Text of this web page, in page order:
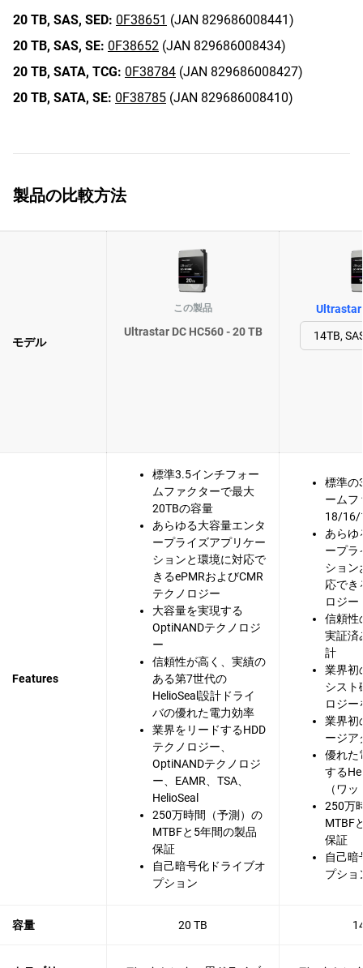
20 TB, SAS, SED: 0F38651 (JAN 829686008441)
20 TB, SAS, SE: 0F38652 (JAN 829686008434)
20 TB, SATA, TCG: 0F38784 (JAN 829686008427)
20 TB, SATA, SE: 0F38785 (JAN 829686008410)
製品の比較方法
モデル
この製品
Ultrastar DC HC560 - 20 TB
Ultrastar
Features
標準3.5インチフォー
ムファクターで最大
20TBの容量
あらゆる大容量エンタ
ープライズアプリケー
ションと環境に対応で
きるePMRおよびCMR
テクノロジー
大容量を実現する
OptiNANDテクノロジ
ー
信頼性が高く、実績の
ある第7世代の
HelioSeal設計ドライ
バの優れた電力効率
業界をリードするHDD
テクノロジー、
OptiNANDテクノロジ
ー、EAMR、TSA、
HelioSeal
250万時間（予測）の
MTBFと5年間の製品
保証
自己暗号化ドライブオ
プション
標準の
ームフ
18/16/
あらゆ
ープラ
ション
応でき
ロジー
信頼性
実証済
計
業界初
シスト
ロジー
業界初
ージア
優れた
する
（ワ
250万
MTBF
保証
自己暗
プショ
容量 20 TB